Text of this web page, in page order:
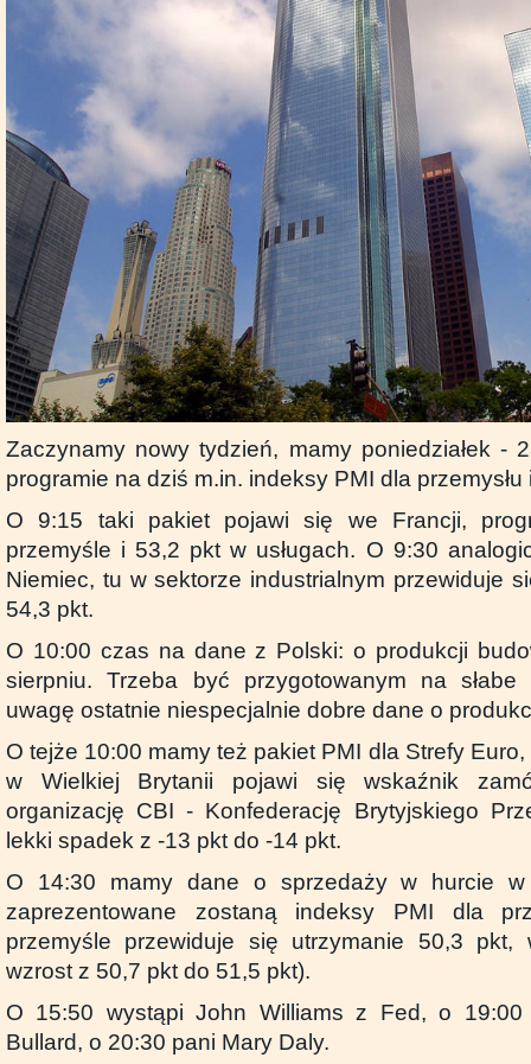
Zaczynamy nowy tydzień, mamy poniedziałek -
programie na dziś m.in. indeksy PMI dla przemysłu
O 9:15 taki pakiet pojawi się we Francji,
przemyśle i 53,2 pkt w usługach. O 9:30
Niemiec, tu w sektorze industrialnym przewiduje
54,3 pkt.
O 10:00 czas na dane z Polski: o produkcji
sierpniu. Trzeba być przygotowanym na
uwagę ostatnie niespecjalnie dobre dane o
O tejże 10:00 mamy też pakiet PMI dla Strefy Euro,
w Wielkiej Brytanii pojawi się wskaźnik
organizację CBI - Konfederację Brytyjskiego
lekki spadek z -13 pkt do -14 pkt.
O 14:30 mamy dane o sprzedaży w hurcie
zaprezentowane zostaną indeksy PMI dla
przemyśle przewiduje się utrzymanie 50,3 pkt,
wzrost z 50,7 pkt do 51,5 pkt).
O 15:50 wystąpi John Williams z Fed, o 19:00
Bullard, o 20:30 pani Mary Daly.